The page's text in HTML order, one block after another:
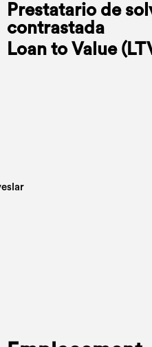
Prestatario de
contrastada
Loan to Value